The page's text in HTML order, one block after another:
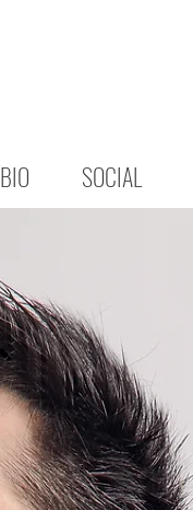
BIO SOCIAL